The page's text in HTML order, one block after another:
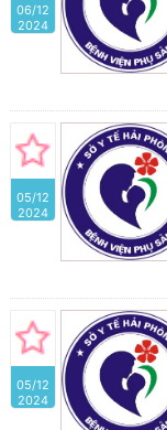
06/12
2024
05/12
2024
05/12
2024